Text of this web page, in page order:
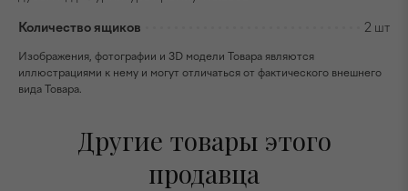
Количество ящиков 2 шт
Изображения, фотографии и 3D модели Товара являются
иллюстрациями к нему и могут отличаться от фактического внешнего
вида Товара.
Другие товары этого
продавца